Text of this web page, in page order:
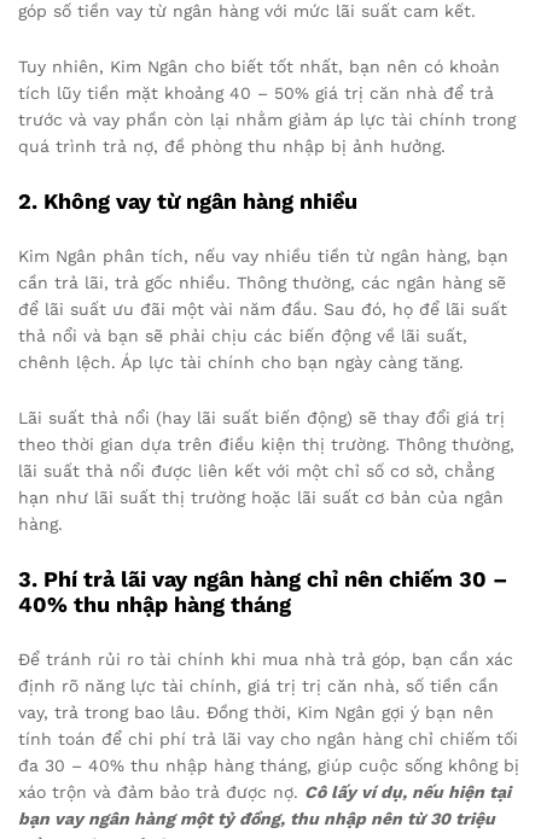
góp số tiền vay từ ngân hàng với mức lãi suất cam kết.
Tuy nhiên, Kim Ngân cho biết tốt nhất, bạn nên có khoản
tích lũy tiền mặt khoảng 40 – 50% giá trị căn nhà để trả
trước và vay phần còn lại nhằm giảm áp lực tài chính trong
quá trình trả nợ, đề phòng thu nhập bị ảnh hưởng.
2. Không vay từ ngân hàng nhiều
Kim Ngân phân tích, nếu vay nhiều tiền từ ngân hàng, bạn
cần trả lãi, trả gốc nhiều. Thông thường, các ngân hàng sẽ
để lãi suất ưu đãi một vài năm đầu. Sau đó, họ để lãi suất
thả nổi và bạn sẽ phải chịu các biến động về lãi suất,
chênh lệch. Áp lực tài chính cho bạn ngày càng tăng.
Lãi suất thả nổi (hay lãi suất biến động) sẽ thay đổi giá trị
theo thời gian dựa trên điều kiện thị trường. Thông thường,
lãi suất thả nổi được liên kết với một chỉ số cơ sở, chẳng
hạn như lãi suất thị trường hoặc lãi suất cơ bản của ngân
hàng.
3. Phí trả lãi vay ngân hàng chỉ nên chiếm 30 –
40% thu nhập hàng tháng
Để tránh rủi ro tài chính khi mua nhà trả góp, bạn cần xác
định rõ năng lực tài chính, giá trị trị căn nhà, số tiền cần
vay, trả trong bao lâu. Đồng thời, Kim Ngân gợi ý bạn nên
tính toán để chi phí trả lãi vay cho ngân hàng chỉ chiếm tối
đa 30 – 40% thu nhập hàng tháng, giúp cuộc sống không bị
xáo trộn và đảm bảo trả được nợ. Cô lấy ví dụ, nếu hiện tại
bạn vay ngân hàng một tỷ đồng, thu nhập nên từ 30 triệu